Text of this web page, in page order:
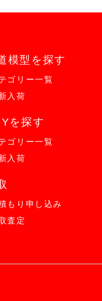
模型を探す
ゴリー一覧
入荷
を探す
ゴリー一覧
入荷
もり申し込み
査定